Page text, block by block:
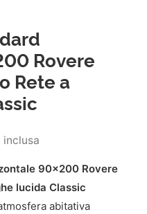
Rovere
Rete a
inclusa
90x200 Rovere
lucida Classic
abitativa